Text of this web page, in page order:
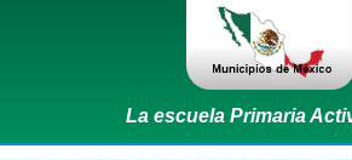
La escuela Primaria